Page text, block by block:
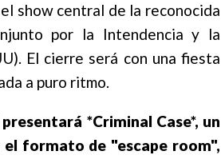
show central de la reconocida
por la Intendencia y la
El cierre será con una fiesta
a puro ritmo.
*Criminal Case*, un
formato de "escape room",